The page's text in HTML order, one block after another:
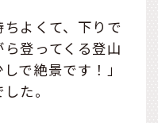
よくて、下りで
登ってくる登山
で絶景です！」
た。